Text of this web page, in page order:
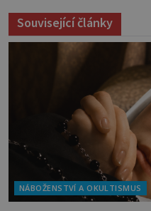
Související články
NÁBOŽENSTVÍ A OKULTISMUS